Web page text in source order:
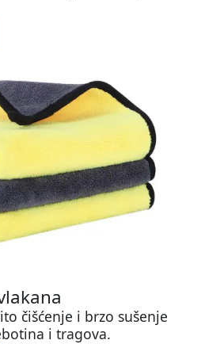
čišćenje i brzo sušenje
i tragova.